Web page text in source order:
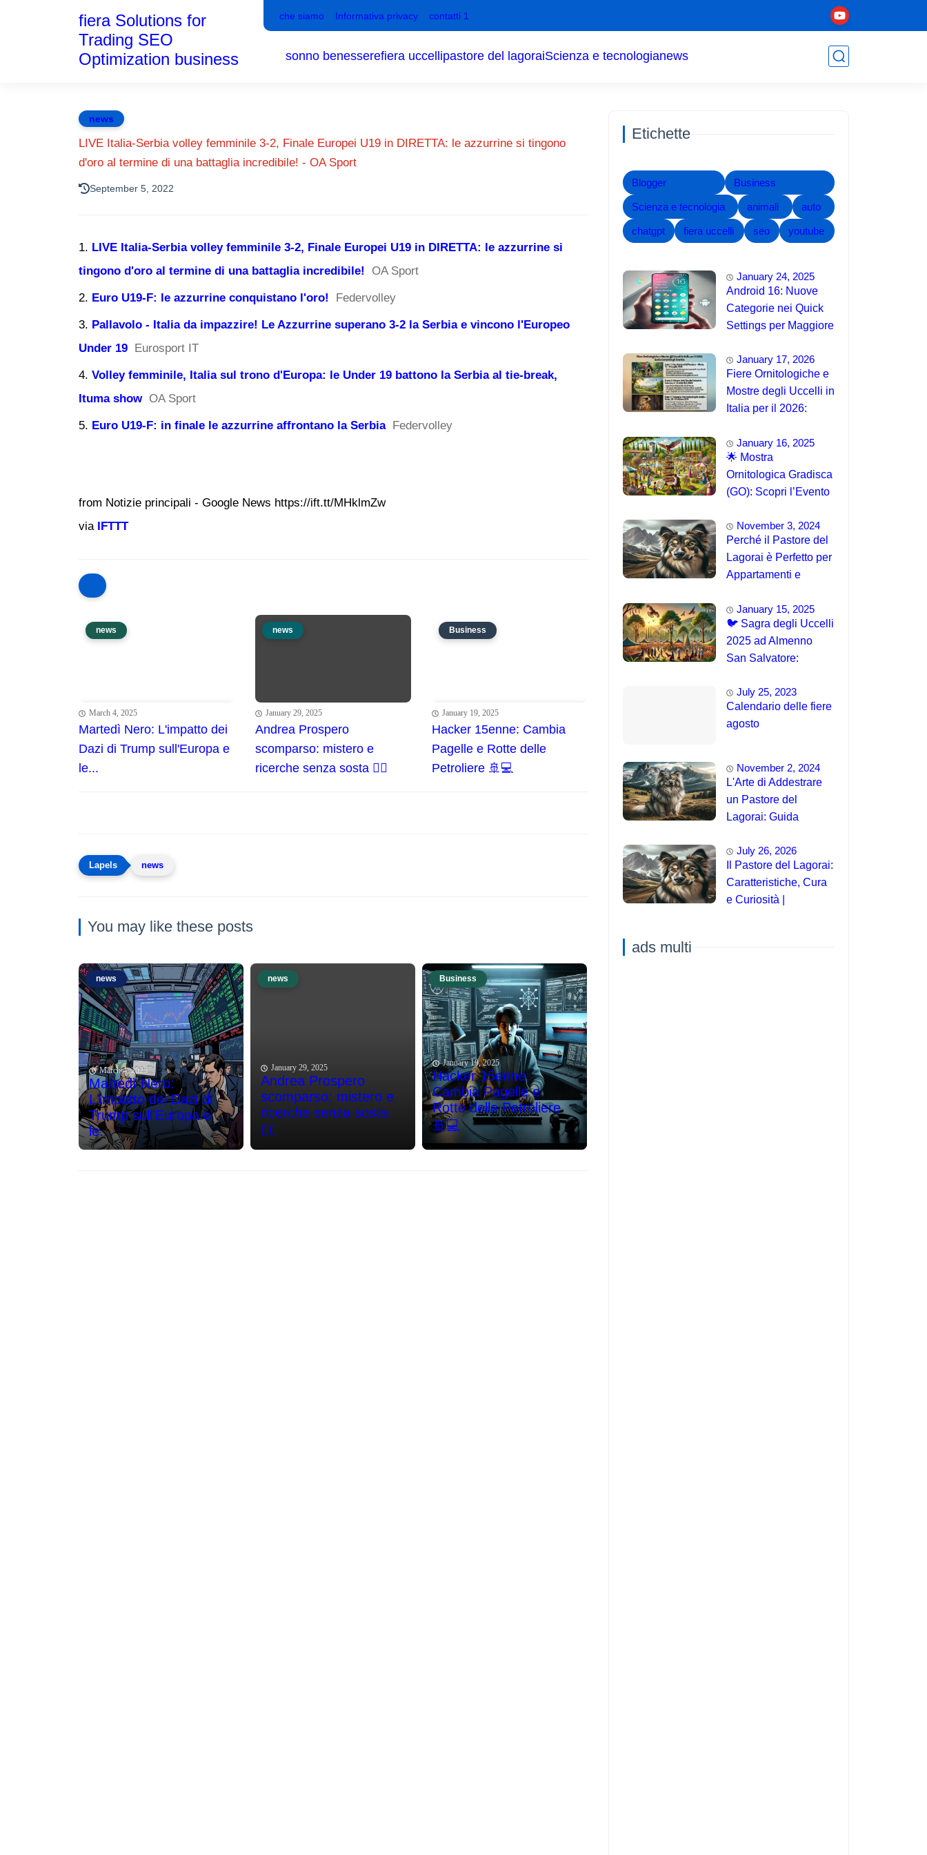
che siamo Informativa privacy contatti 1
fiera Solutions for
Trading SEO
Optimization business
sonno benesserefiera uccellipastore del lagoraiScienza e tecnologianews
news
LIVE Italia-Serbia volley femminile 3-2, Finale Europei U19 in DIRETTA: le azzurrine si tingono
d'oro al termine di una battaglia incredibile! - OA Sport
September 5, 2022
LIVE Italia-Serbia volley femminile 3-2, Finale Europei U19 in DIRETTA: le azzurrine si
tingono d'oro al termine di una battaglia incredibile!
OA Sport
Euro U19-F: le azzurrine conquistano l'oro! Federvolley
Pallavolo - Italia da impazzire! Le Azzurrine superano 3-2 la Serbia e vincono l'Europeo
Under 19
Eurosport IT
Volley femminile, Italia sul trono d'Europa: le Under 19 battono la Serbia al tie-break,
Ituma show
OA Sport
Euro U19-F: in finale le azzurrine affrontano la Serbia Federvolley
from Notizie principali - Google News https://ift.tt/MHklmZw
via IFTTT
news
March 4, 2025
Martedì Nero: L'impatto dei
Dazi di Trump sull'Europa e
le...
news
January 29, 2025
Andrea Prospero
scomparso: mistero e
ricerche senza sosta 🕵️‍♂️
Business
January 19, 2025
Hacker 15enne: Cambia
Pagelle e Rotte delle
Petroliere 🚢💻
news
You may like these posts
news
March 4, 2025
Martedì Nero:
L'impatto dei Dazi di
Trump sull'Europa e
le...
news
January 29, 2025
Andrea Prospero
scomparso: mistero e
ricerche senza sosta
🕵️‍♂️
Business
January 19, 2025
Hacker 15enne:
Cambia Pagelle e
Rotte delle Petroliere
🚢💻
Etichette
Blogger Business
Scienza e tecnologia animali auto
chatgpt fiera uccelli seo youtube
January 24, 2025
Android 16: Nuove
Categorie nei Quick
Settings per Maggiore
January 17, 2026
Fiere Ornitologiche e
Mostre degli Uccelli in
Italia per il 2026:
Eventi 🐦
January 16, 2025
🌟 Mostra
Ornitologica Gradisca
(GO): Scopri l’Evento
November 3, 2024
Perché il Pastore del
Lagorai è Perfetto per
Appartamenti e
January 15, 2025
🐦 Sagra degli Uccelli
2025 ad Almenno
San Salvatore:
Spettacolo
July 25, 2023
Calendario delle fiere
agosto
November 2, 2024
L'Arte di Addestrare
un Pastore del
Lagorai: Guida
Principianti
July 26, 2026
Il Pastore del Lagorai:
Caratteristiche, Cura
e Curiosità |
ads multi